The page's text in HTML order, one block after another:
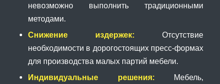
невозможно выполнить традиционными
методами.
Снижение издержек: Отсутствие
необходимости в дорогостоящих пресс-формах
для производства малых партий мебели.
Индивидуальные решения: Мебель,